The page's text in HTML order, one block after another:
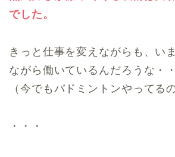
でした。
きっと仕事を変えながらも、い
ながら働いているんだろうな・
（今でもバドミントンやってる
・・・